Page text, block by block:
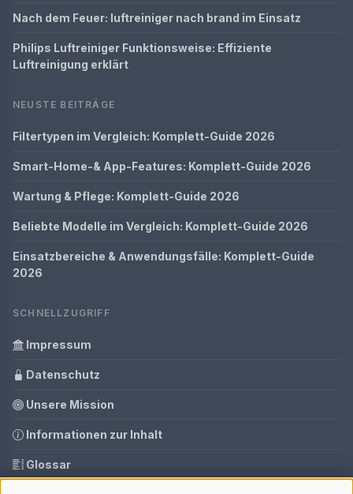
Nach dem Feuer: luftreiniger nach brand im Einsatz
Philips Luftreiniger Funktionsweise: Effiziente
Luftreinigung erklärt
NEUSTE BEITRÄGE
Filtertypen im Vergleich: Komplett-Guide 2026
Smart-Home-& App-Features: Komplett-Guide 2026
Wartung & Pflege: Komplett-Guide 2026
Beliebte Modelle im Vergleich: Komplett-Guide 2026
Einsatzbereiche & Anwendungsfälle: Komplett-Guide
2026
SCHNELLZUGRIFF
Impressum
Datenschutz
Unsere Mission
Informationen zur Inhalt
Glossar